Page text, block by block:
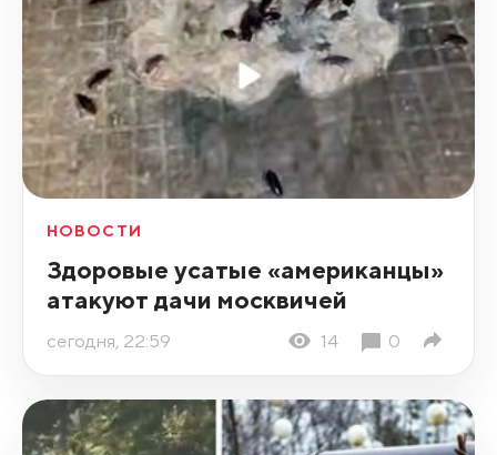
НОВОСТИ
Здоровые усатые «американцы»
атакуют дачи москвичей
сегодня, 22:59 14 0